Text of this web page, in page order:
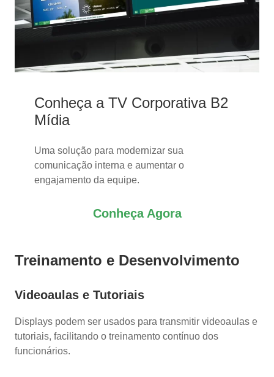
Conheça a TV Corporativa B2
Mídia
Uma solução para modernizar sua
comunicação interna e aumentar o
engajamento da equipe.
Conheça Agora
Treinamento e Desenvolvimento
Videoaulas e Tutoriais
Displays podem ser usados para transmitir videoaulas e
tutoriais, facilitando o treinamento contínuo dos
funcionários.